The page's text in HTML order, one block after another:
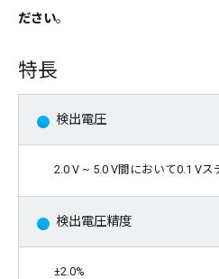
ださい。
特長
検出電圧
2.0 V ~ 5.0 V間において0.1 V
検出電圧精度
±2.0%